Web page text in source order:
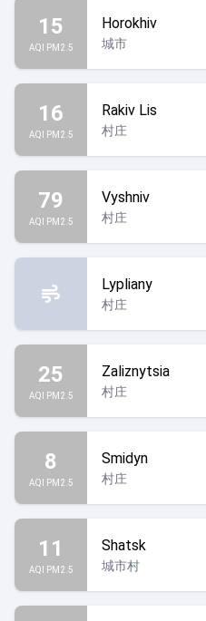
15
AQI PM2.5
Horokhiv
城市
16
AQI PM2.5
Rakiv Lis
村庄
79
AQI PM2.5
Vyshniv
村庄
Lypliany
村庄
25
AQI PM2.5
Zaliznytsia
村庄
8
AQI PM2.5
Smidyn
村庄
11
AQI PM2.5
Shatsk
城市村